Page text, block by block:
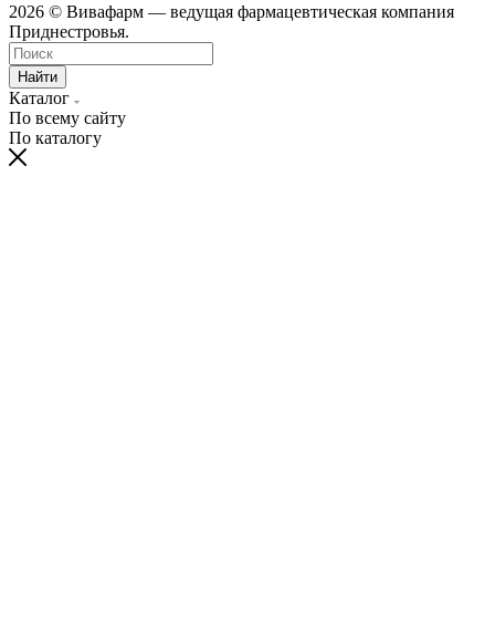
2026 © Вивафарм — ведущая фармацевтическая компания
Приднестровья.
Найти
Каталог
По всему сайту
По каталогу